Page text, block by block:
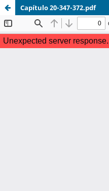
Capítulo 20-347-372.pdf